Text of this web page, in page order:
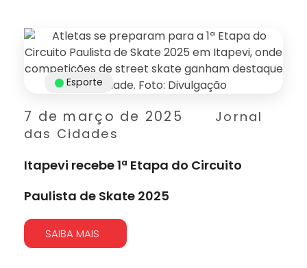
7 de março de 2025
Jornal
das Cidades
Esporte
Itapevi recebe 1ª Etapa do Circuito
Paulista de Skate 2025
SAIBA MAIS